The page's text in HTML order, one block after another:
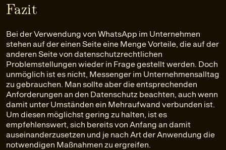
Fazit
Bei der Verwendung von WhatsApp im Unternehmen
stehen auf der einen Seite eine Menge Vorteile, die auf der
anderen Seite von datenschutzrechtlichen
Problemstellungen wieder in Frage gestellt werden. Doch
unmöglich ist es nicht, Messenger im Unternehmensalltag
zu gebrauchen. Man sollte aber die entsprechenden
Anforderungen an den Datenschutz beachten, auch wenn
damit unter Umständen ein Mehraufwand verbunden ist.
Um diesen möglichst gering zu halten, ist es
empfehlenswert, sich bereits von Anfang an damit
auseinanderzusetzen und je nach Art der Anwendung die
notwendigen Maßnahmen zu ergreifen.